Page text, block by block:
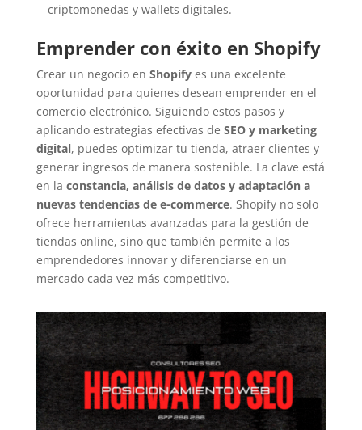
criptomonedas y wallets digitales.
Emprender con éxito en Shopify
Crear un negocio en Shopifyes una excelente
oportunidad para quienes desean emprender en el
comercio electrónico. Siguiendo estos pasos y
aplicando estrategias efectivas de SEO y marketing
digital, puedes optimizar tu tienda, atraer clientes y
generar ingresos de manera sostenible. La clave está
en la constancia, análisis de datos y adaptación a
nuevas tendencias de e-commerce. Shopify no solo
ofrece herramientas avanzadas para la gestión de
tiendas online, sino que también permite a los
emprendedores innovar y diferenciarse en un
mercado cada vez más competitivo.